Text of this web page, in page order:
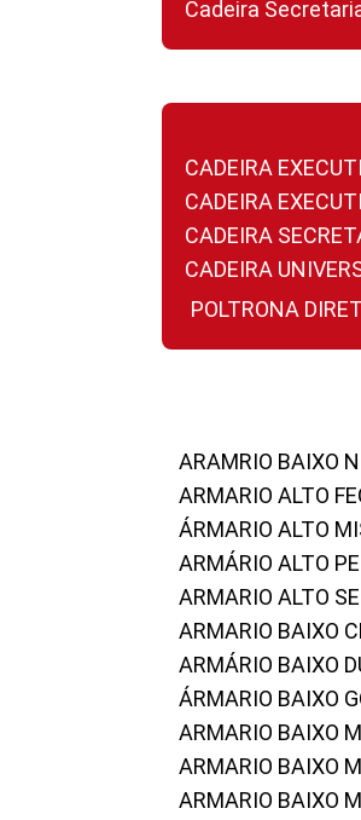
Cadeira
CADEIRA
CADEIRA
CADEIRA
CADEIRA
POLTRONA
ARAMRIO BAIXO
ARMARIO ALTO
ÁRMARIO ALTO
ARMÁRIO ALTO
ARMARIO ALTO
ARMARIO BAIXO
ARMÁRIO BAIXO
ÁRMARIO BAIXO
ARMARIO BAIXO
ARMARIO
ARMARIO